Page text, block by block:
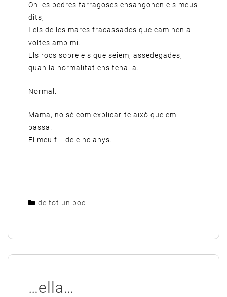
On les pedres farragoses ensangonen els meus
dits,
I els de les mares fracassades que caminen a
voltes amb mi.
Els rocs sobre els que seiem, assedegades,
quan la normalitat ens tenalla.
Normal.
Mama, no sé com explicar-te això que em
passa.
El meu fill de cinc anys.
de tot un poc
…ella…